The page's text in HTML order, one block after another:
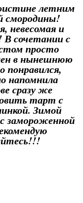
летним
смородины!
невесомая и
сочетании с
просто
в нынешнюю
напомнила
сразу же
тарт с
Зимой
замороженной